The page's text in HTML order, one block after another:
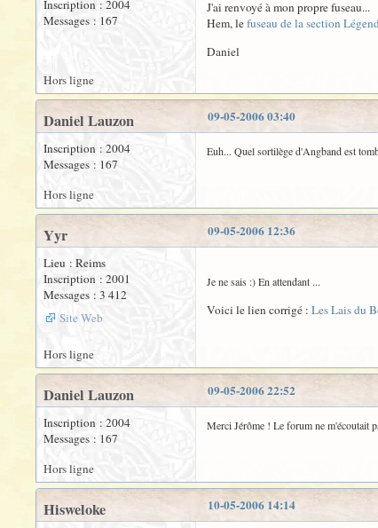
Inscription : 2004
Messages : 167
J'ai renvoyé à mon propre fuseau...
Hem, lefuseau de la section
Daniel
Hors ligne
09-05-2006 03:40
Daniel Lauzon
Inscription : 2004
Messages : 167
Euh... Quel sortilège d'Angband est
Hors ligne
09-05-2006 12:36
Yyr
Lieu : Reims
Inscription : 2001
Messages : 3 412
Site Web
Je ne sais :) En attendant ...
Voici le lien corrigé : Les Lais du
Hors ligne
09-05-2006 22:52
Daniel Lauzon
Inscription : 2004
Messages : 167
Merci Jérôme ! Le forum ne m'écoutait
Hors ligne
10-05-2006 14:14
Hisweloke